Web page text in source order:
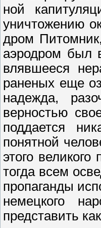
ной
уничтожению
дром
аэродром был
влявшееся
раненых еще
надежда,
верностью
поддается
понятной
этого
тогда всем
пропаганды
немецкого
представить